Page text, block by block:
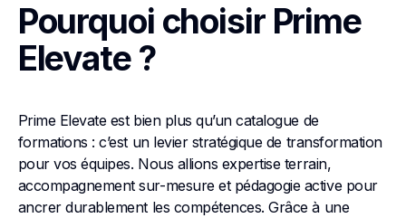
Pourquoi choisir Prime
Elevate ?
Prime Elevate est bien plus qu’un catalogue de
formations : c’est un levier stratégique de transformation
pour vos équipes. Nous allions expertise terrain,
accompagnement sur-mesure et pédagogie active pour
ancrer durablement les compétences. Grâce à une